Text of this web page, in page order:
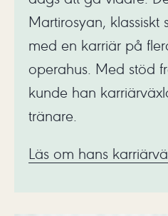
Martirosyan, klassiskt
med en karriär på
operahus. Med stöd
kunde han
tränare.
Läs om hans